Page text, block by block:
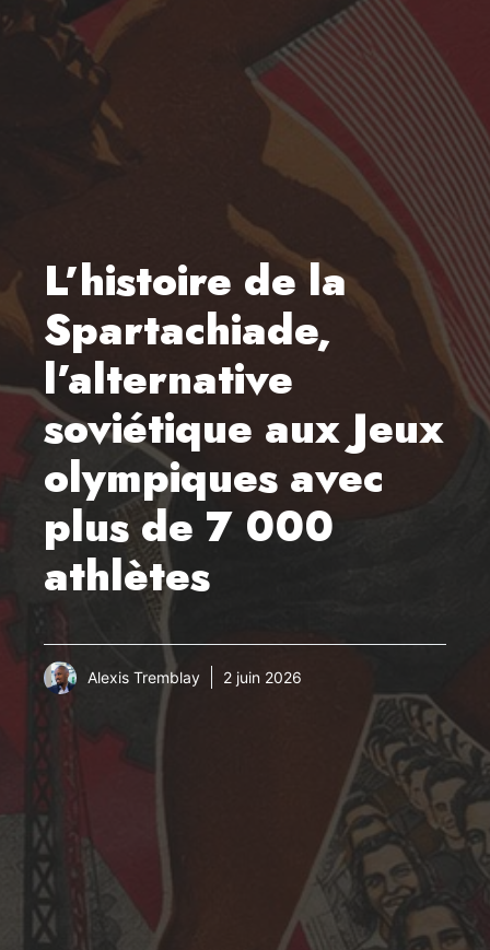
L’histoire de la
Spartachiade,
l’alternative
soviétique aux Jeux
olympiques avec
plus de 7 000
athlètes
Alexis Tremblay 2 juin 2026